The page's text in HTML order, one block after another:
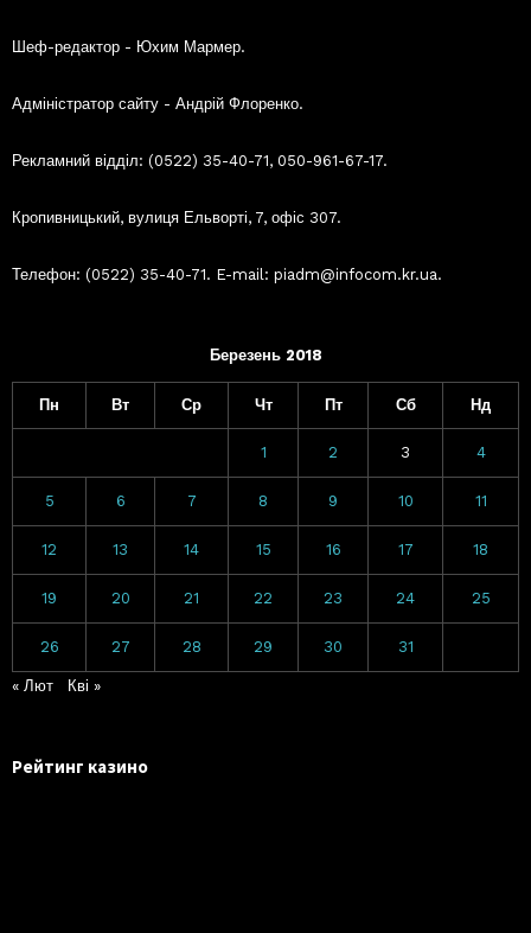
Шеф-редактор - Юхим Мармер.
Адміністратор сайту - Андрій Флоренко.
Рекламний відділ: (0522) 35-40-71, 050-961-67-17.
Кропивницький, вулиця Ельворті, 7, офіс 307.
Телефон: (0522) 35-40-71. E-mail: piadm@infocom.kr.ua.
Березень 2018
Пн Вт Ср Чт Пт Сб Нд
1 2 3 4
5 6 7 8 9 10 11
12 13 14 15 16 17 18
19 20 21 22 23 24 25
26 27 28 29 30 31
« Лют Кві »
Рейтинг казино